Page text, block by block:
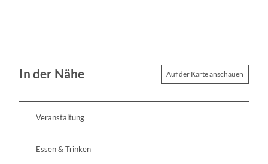
In der Nähe Auf der Karte anschauen
Veranstaltung
Essen & Trinken